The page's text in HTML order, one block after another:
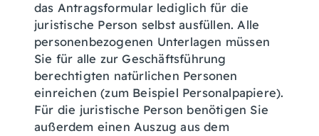
das Antragsformular lediglich für die
juristische Person selbst ausfüllen. Alle
personenbezogenen Unterlagen müssen
Sie für alle zur Geschäftsführung
berechtigten natürlichen Personen
einreichen (zum Beispiel Personalpapiere).
Für die juristische Person benötigen Sie
außerdem einen Auszug aus dem